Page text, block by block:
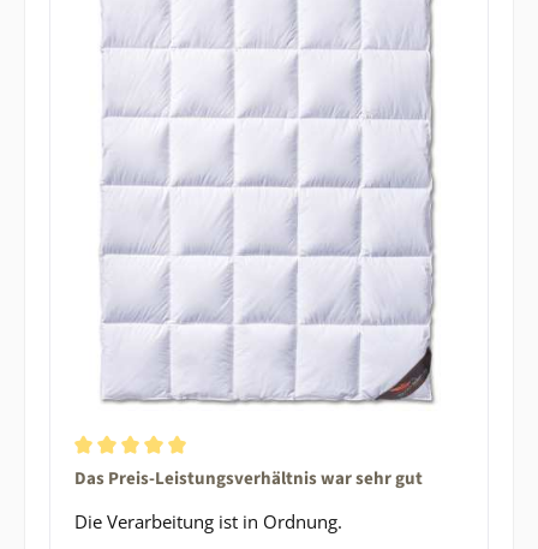
Durchschnittliche Bewertung von 5 von 5 Sternen
Das Preis-Leistungsverhältnis war sehr gut
Die Verarbeitung ist in Ordnung.